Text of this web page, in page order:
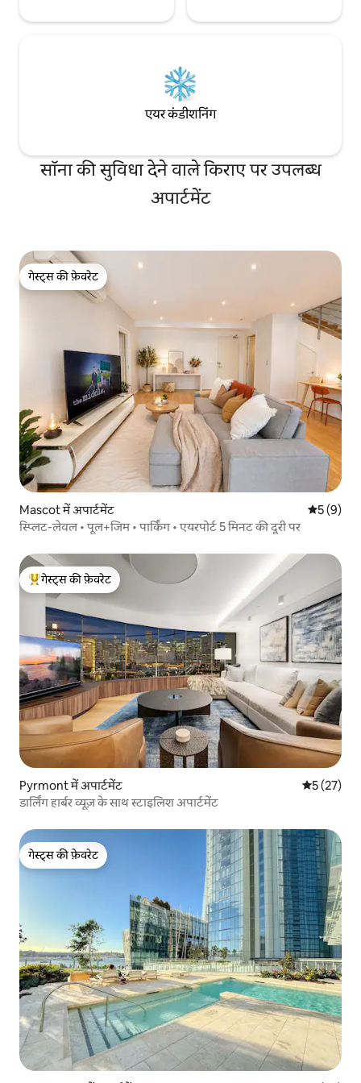
एयर कंडीशनिंग
सॉना की सुविधा देने वाले किराए पर उपलब्ध
अपार्टमेंट
गेस्ट्स की फ़ेवरेट
गेस्ट्स की फ़ेवरेट
Mascot में अपार्टमेंट औसत रेटिंग
5 (9)
स्प्लिट-लेवल • पूल+जिम • पार्किंग • एयरपोर्ट 5 मिनट की दूरी पर
गेस्ट्स का टॉप फ़ेवरेट
गेस्ट्स की फ़ेवरेट
Pyrmont में अपार्टमेंट औसत रेटिंग
5 (27)
डार्लिंग हार्बर व्यूज़ के साथ स्टाइलिश अपार्टमेंट
गेस्ट्स की फ़ेवरेट
गेस्ट्स की फ़ेवरेट